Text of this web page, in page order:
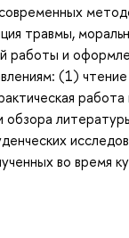
травмы,
работы и
(1)
во время